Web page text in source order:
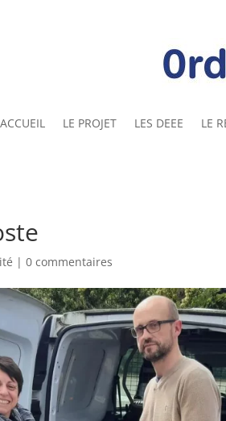
ACCUEIL LE PROJET LES DEEE LE
|0 commentaires